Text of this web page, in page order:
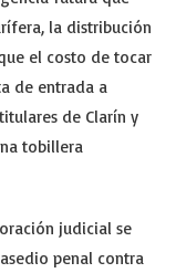
la distribución
el costo de tocar
de entrada a
de Clarín y
tobillera
judicial se
penal contra